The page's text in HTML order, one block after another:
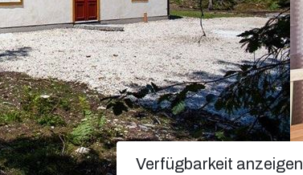
Verfügbarkeit anzeigen